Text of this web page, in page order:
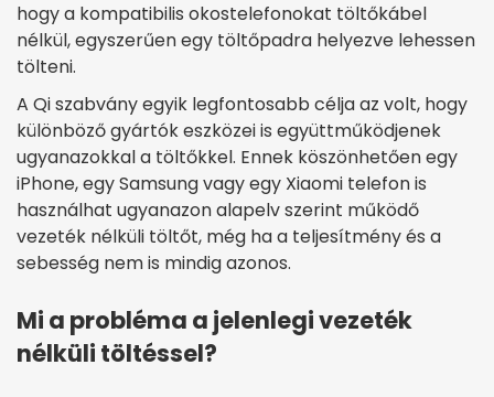
hogy a kompatibilis okostelefonokat töltőkábel
nélkül, egyszerűen egy töltőpadra helyezve lehessen
tölteni.
A Qi szabvány egyik legfontosabb célja az volt, hogy
különböző gyártók eszközei is együttműködjenek
ugyanazokkal a töltőkkel. Ennek köszönhetően egy
iPhone, egy Samsung vagy egy Xiaomi telefon is
használhat ugyanazon alapelv szerint működő
vezeték nélküli töltőt, még ha a teljesítmény és a
sebesség nem is mindig azonos.
Mi a probléma a jelenlegi vezeték
nélküli töltéssel?